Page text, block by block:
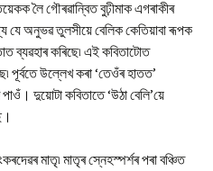
লৈ গৌৰৱান্বিত বুঢ়ীমাক এগৰাকীৰ
যে অনুভৱ তুলসীয়ে বেলিক কেতিয়াবা ৰূপক
ব্যৱহাৰ কৰিছে৷ এই কবিতাটোত
পূৰ্বতে উল্লেখ কৰা ‘তেওঁৰ হাতত’
দুয়োটা কবিতাতে ‘উঠা বেলি’য়ে
মাতৃ৷ মাতৃৰ স্নেহস্পৰ্শৰ পৰা বঞ্চিত